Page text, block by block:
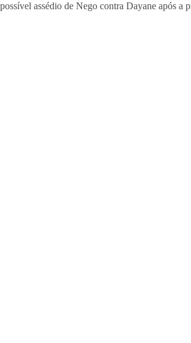
assédio de Nego contra Dayane após a